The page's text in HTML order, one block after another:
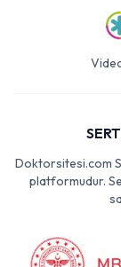
Doktorsitesi.com
platformudur.